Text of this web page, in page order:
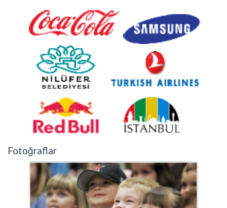
Fotoğraflar